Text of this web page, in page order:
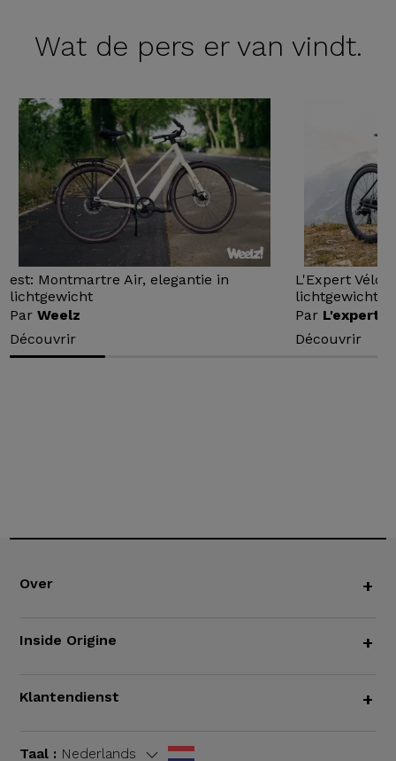
Wat de pers er van vindt.
est: Montmartre Air, elegantie in
lichtgewicht
ParWeelz
Découvrir
L'Expert Vélo
lichtgewicht...
Par L'expert
Découvrir
Over +
Inside Origine +
Klantendienst +
Taal : Nederlands